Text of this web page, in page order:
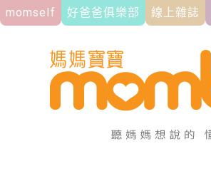
momself 好爸爸俱樂部 線上雜誌